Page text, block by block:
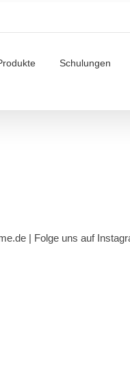
Schulungen
| Folge uns auf